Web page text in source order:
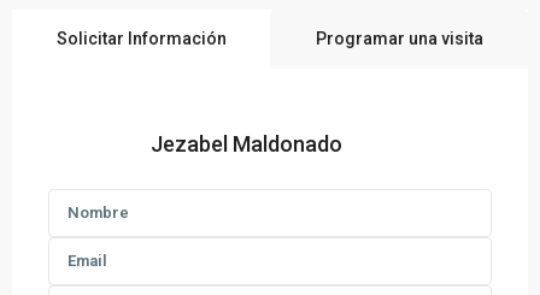
Solicitar Información Programar una visita
Jezabel Maldonado